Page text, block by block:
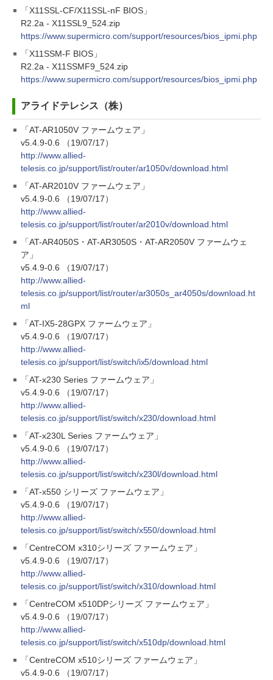
「X11SSL-CF/X11SSL-nF BIOS」
R2.2a - X11SSL9_524.zip
https://www.supermicro.com/support/resources/bios_ipmi.php
「X11SSM-F BIOS」
R2.2a - X11SSMF9_524.zip
https://www.supermicro.com/support/resources/bios_ipmi.php
アライドテレシス（株）
「AT-AR1050V ファームウェア」
v5.4.9-0.6 （19/07/17）
http://www.allied-
telesis.co.jp/support/list/router/ar1050v/download.html
「AT-AR2010V ファームウェア」
v5.4.9-0.6 （19/07/17）
http://www.allied-
telesis.co.jp/support/list/router/ar2010v/download.html
「AT-AR4050S・AT-AR3050S・AT-AR2050V ファームウェ
ア」
v5.4.9-0.6 （19/07/17）
http://www.allied-
telesis.co.jp/support/list/router/ar3050s_ar4050s/download.ht
ml
「AT-IX5-28GPX ファームウェア」
v5.4.9-0.6 （19/07/17）
http://www.allied-
telesis.co.jp/support/list/switch/ix5/download.html
「AT-x230 Series ファームウェア」
v5.4.9-0.6 （19/07/17）
http://www.allied-
telesis.co.jp/support/list/switch/x230/download.html
「AT-x230L Series ファームウェア」
v5.4.9-0.6 （19/07/17）
http://www.allied-
telesis.co.jp/support/list/switch/x230l/download.html
「AT-x550 シリーズ ファームウェア」
v5.4.9-0.6 （19/07/17）
http://www.allied-
telesis.co.jp/support/list/switch/x550/download.html
「CentreCOM x310シリーズ ファームウェア」
v5.4.9-0.6 （19/07/17）
http://www.allied-
telesis.co.jp/support/list/switch/x310/download.html
「CentreCOM x510DPシリーズ ファームウェア」
v5.4.9-0.6 （19/07/17）
http://www.allied-
telesis.co.jp/support/list/switch/x510dp/download.html
「CentreCOM x510シリーズ ファームウェア」
v5.4.9-0.6 （19/07/17）